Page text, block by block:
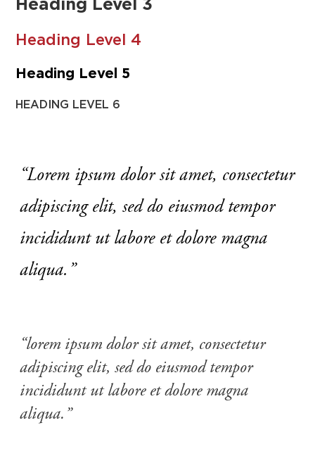
Heading Level 3
Heading Level 4
Heading Level 5
HEADING LEVEL 6
“Lorem ipsum dolor sit amet, consectetur
adipiscingelit, sed do eiusmod tempor
incididunt ut labore etdolore magna
aliqua.”
“lorem ipsum dolor sit amet, consectetur
adipiscing elit, sed do eiusmod tempor
incididunt ut labore et dolore magna
aliqua.”